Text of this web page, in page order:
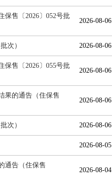
保售〔2026〕052号批
2026-08-06
次） 2026-08-06
保售〔2026〕055号批
2026-08-06
果的通告（住保售
2026-08-06
次） 2026-08-06
2026-08-05
通告（住保售
2026-08-04